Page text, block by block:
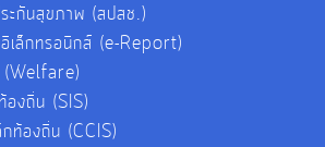
ะกันสุขภาพ (สปสช.)
เล็กทรอนิกส์ (e-Report)
(Welfare)
องถิ่น (SIS)
กท้องถิ่น (CCIS)